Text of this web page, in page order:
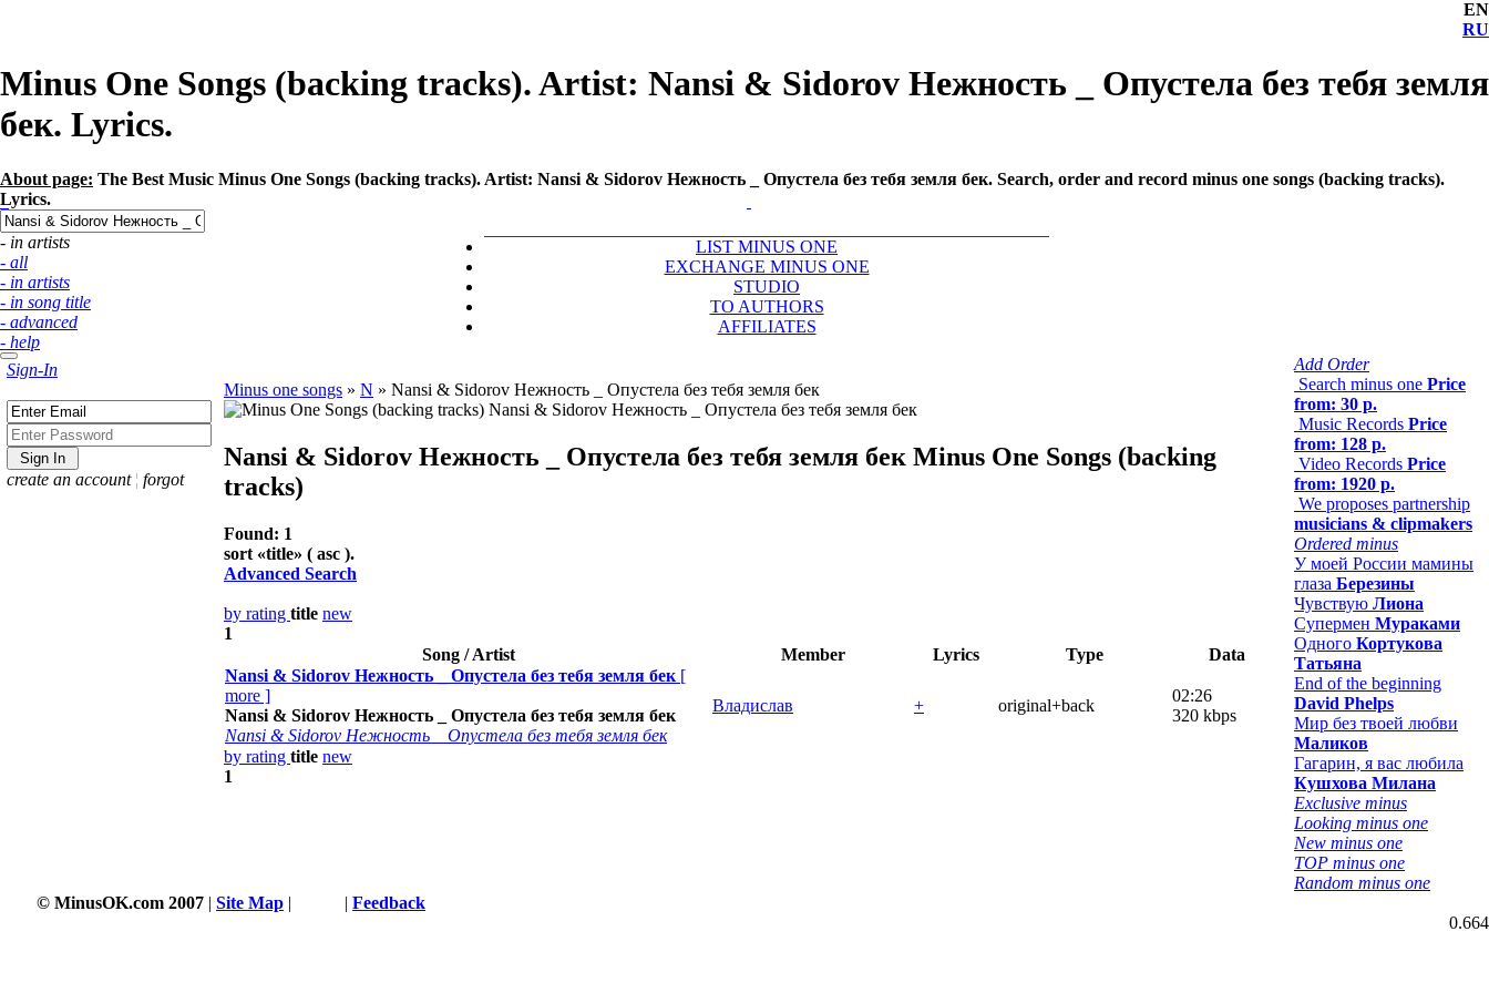
EN
RU
Minus One Songs (backing tracks). Artist: Nansi & Sidorov Нежность _ Опустела без тебя земля
бек. Lyrics.
About page: The Best Music Minus One Songs (backing tracks). Artist: Nansi & Sidorov Нежность _ Опустела без тебя земля бек. Search, order and record minus one songs (backing tracks).
Lyrics.
- in artists
- all
- in artists
- in song title
- advanced
- help
LIST MINUS ONE
EXCHANGE MINUS ONE
STUDIO
TO AUTHORS
AFFILIATES
Sign-In
create an account ¦ forgot
Minus one songs » N » Nansi & Sidorov Нежность _ Опустела без тебя земля бек
Nansi & Sidorov Нежность _ Опустела без тебя земля бек Minus One Songs (backing
tracks)
Found: 1
sort «title» ( asc ).
Advanced Search
by rating title new
1
Song / Artist
Member Lyrics Type
Data
Nansi & Sidorov Нежность _ Опустела без тебя земля бек [
more ]
Nansi & Sidorov Нежность _ Опустела без тебя земля бек
Nansi & Sidorov Нежность _ Опустела без тебя земля бек
Владислав + original+back
02:26
320 kbps
by rating title new
1
Add Order
Search minus one Price
from: 30 р.
Music Records Price
from: 128 р.
Video Records Price
from: 1920 р.
We proposes partnership
musicians & clipmakers
Ordered minus
У моей России мамины
глаза Березины
Чувствую Лиона
Супермен Мураками
Одного Кортукова
Татьяна
End of the beginning
David Phelps
Мир без твоей любви
Маликов
Гагарин, я вас любила
Кушхова Милана
Exclusive minus
Looking minus one
New minus one
TOP minus one
Random minus one
© MinusOK.com 2007 | Site Map | | Feedback
0.664